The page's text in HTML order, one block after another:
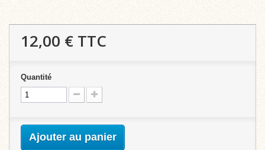
12,00 € TTC
Quantité
Ajouter au panier